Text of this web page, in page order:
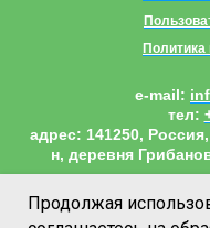
e-mail:
тел:
адрес: 141250,
н, деревня
Продолжая